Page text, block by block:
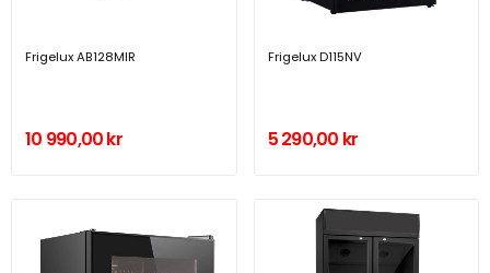
Frigelux AB128MIR
10 990,00 kr
Frigelux D115NV
5 290,00 kr